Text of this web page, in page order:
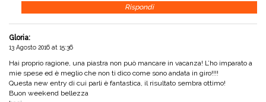
Rispondi
Gloria:
13 Agosto 2016 at 15:36
Hai proprio ragione, una piastra non può mancare in vacanza! L’ho imparato a
mie spese ed è meglio che non ti dico come sono andata in giro!!!!
Questa new entry di cui parli è fantastica, il risultato sembra ottimo!
Buon weekend bellezza